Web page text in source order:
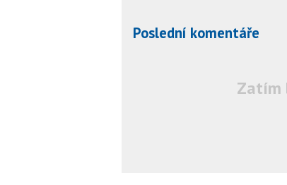
Poslední komentáře
Zatím